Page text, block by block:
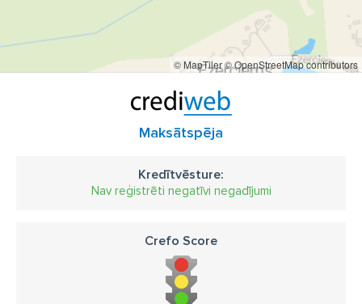
© MapTiler© OpenStreetMap contributors
Maksātspēja
Kredītvēsture:
Nav reģistrēti negatīvi negadījumi
Crefo Score